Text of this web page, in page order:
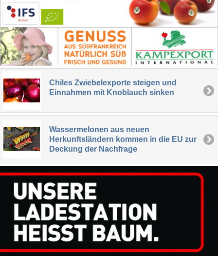
Chiles Zwiebelexporte steigen und
Einnahmen mit Knoblauch sinken
Wassermelonen aus neuen
Herkunftsländern kommen in die EU zur
Deckung der Nachfrage